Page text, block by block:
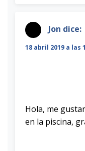
Jon dice:
18 abril 2019 a las
Hola, me
en la piscina,